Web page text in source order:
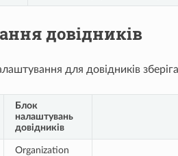
довідників
для довідників
Блок
налаштувань
довідників
Organization